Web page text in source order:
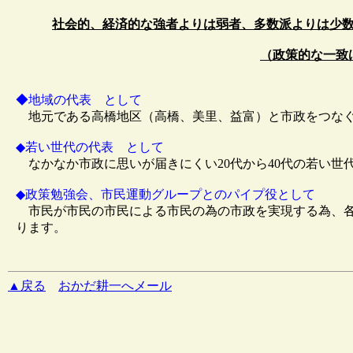
社会的、経済的な強者よりは弱者、多数派よりは少
（政策的な一
◆地域の代表 として
地元である高橋地区（高橋、美里、益富）と市政をつな
◆若い世代の代表 として
なかなか市政に思いが届きにくい20代から40代の若い世
◆政策勉強会、市民運動グループとのパイプ役として
市民が市民の市民による市民の為の市政を実現する為、
ります。
▲戻る おかだ耕一へメール